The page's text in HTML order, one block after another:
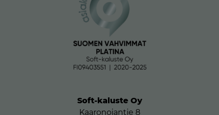
Soft-kaluste Oy
Kaaronojantie 8